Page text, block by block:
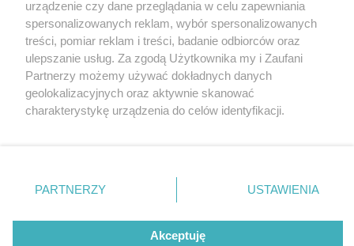
6 / 0
Nie zapomnij
zapoznać się z:
polityką prywatności
Twojemiasto
Piekary Śląskie
Chorzów
Tarnowskie Góry
Gliwice
Skontakuj sięz nami
Kontakt
Redakcja
Newsletter
urządzenie czy dane przeglądania w celu zapewniania
spersonalizowanych reklam, wybór spersonalizowanych
treści, pomiar reklam i treści, badanie odbiorców oraz
ulepszanie usług. Za zgodą Użytkownika my i Zaufani
Partnerzy możemy używać dokładnych danych
geolokalizacyjnych oraz aktywnie skanować
charakterystykę urządzenia do celów identyfikacji.
zmienić/wycofać klikając przycisk ustawień prywatności
znajdujący się w lewym dolnym rogu strony
rodzaje przetwarzania danych nie wymagają zgody
użytkownika, ale masz prawo sprzeciwić się takiemu
PARTNERZY USTAWIENIA
Akceptuję